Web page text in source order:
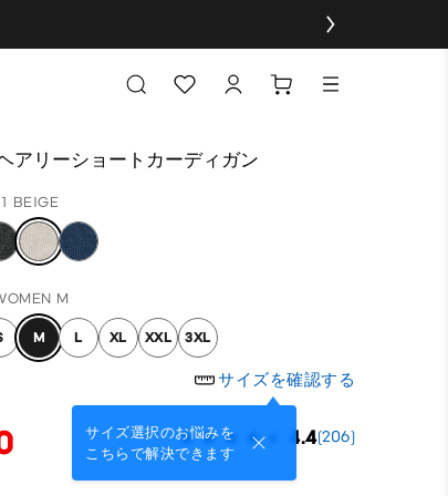
アリーショートカーディガン
BEIGE
M
M L XL XXL 3XL
サイズを確認する
サイズ選択のお悩みを
こちらで解決できます
4.4(206)